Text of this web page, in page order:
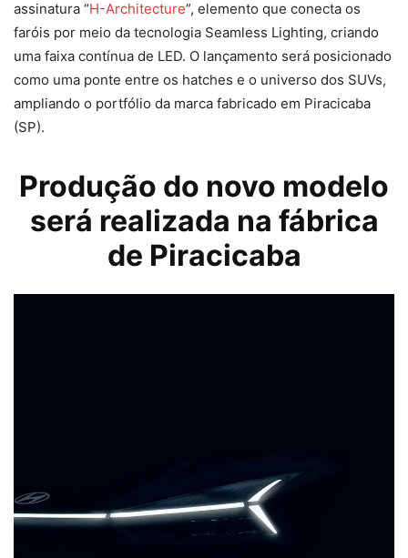
assinatura “H-Architecture”, elemento que conecta os
faróis por meio da tecnologia Seamless Lighting, criando
uma faixa contínua de LED. O lançamento será posicionado
como uma ponte entre os hatches e o universo dos SUVs,
ampliando o portfólio da marca fabricado em Piracicaba
(SP).
Produção do novo modelo
será realizada na fábrica
de Piracicaba